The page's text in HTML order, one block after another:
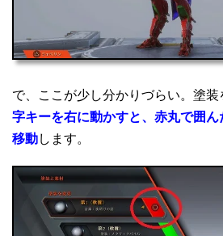
で、ここが少し分かりづらい。塗装
字キーを右に動かすと、赤丸で囲
移動します。